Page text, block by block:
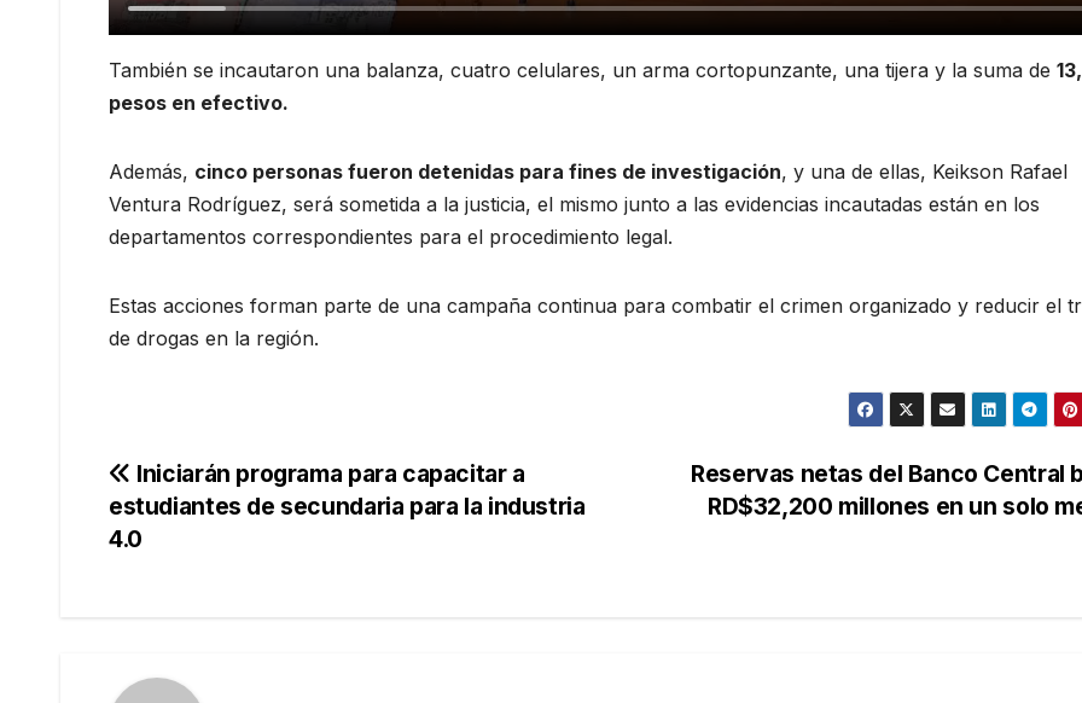
También se incautaron una balanza, cuatro celulares, un arma cortopunzante, una tijera y la suma de
pesos en efectivo.
Además, cinco personas fueron detenidas para fines de investigación, y una de ellas, Keikson Rafael
Ventura Rodríguez, será sometida a la justicia, el mismo junto a las evidencias incautadas están en los
departamentos correspondientes para el procedimiento legal.
Estas acciones forman parte de una campaña continua para combatir el crimen organizado y reducir el
de drogas en la región.
Navegación
de
Reservas netas del Banco Central
RD$32,200 millones en un solo
Iniciarán programa para capacitar a
estudiantes de secundaria para la industria
4.0